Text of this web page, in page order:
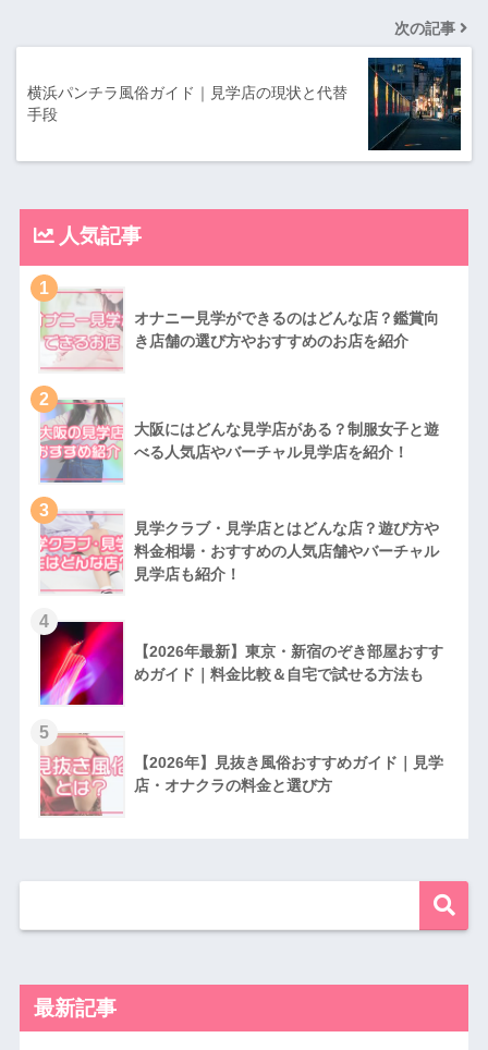
次の記事
横浜パンチラ風俗ガイド｜見学店の現状と代替
手段
人気記事
1
オナニー見学ができるのはどんな店？鑑賞向
き店舗の選び方やおすすめのお店を紹介
2
大阪にはどんな見学店がある？制服女子と遊
べる人気店やバーチャル見学店を紹介！
3
見学クラブ・見学店とはどんな店？遊び方や
料金相場・おすすめの人気店舗やバーチャル
見学店も紹介！
4
【2026年最新】東京・新宿のぞき部屋おすす
めガイド｜料金比較＆自宅で試せる方法も
5
【2026年】見抜き風俗おすすめガイド｜見学
店・オナクラの料金と選び方
最新記事